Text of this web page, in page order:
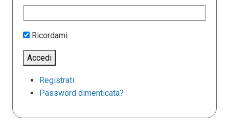
Ricordami
Accedi
Registrati
Password dimenticata?